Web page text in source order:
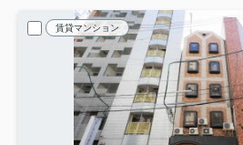
賃貸マンション